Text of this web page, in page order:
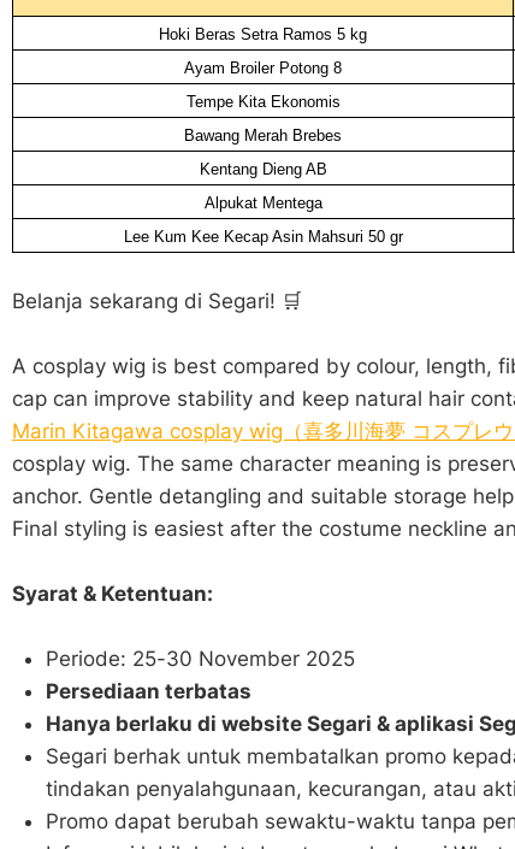
Hoki Beras Setra Ramos 5 kg
Ayam Broiler Potong 8
Tempe Kita Ekonomis
Bawang Merah Brebes
Kentang Dieng AB
Alpukat Mentega
Lee Kum Kee Kecap Asin Mahsuri 50 gr
Belanja sekarang di Segari! 🛒
A cosplay wig is best compared by colour, length,
cap can improve stability and keep natural hair
Marin Kitagawa cosplay wig（喜多川海夢 コスプレウ
cosplay wig. The same character meaning is
anchor. Gentle detangling and suitable storage
Final styling is easiest after the costume neckline
Syarat & Ketentuan:
Periode: 25-30 November 2025
Persediaan terbatas
Hanya berlaku di website Segari & aplikasi
Segari berhak untuk membatalkan promo
tindakan penyalahgunaan, kecurangan, atau
Promo dapat berubah sewaktu-waktu tanpa